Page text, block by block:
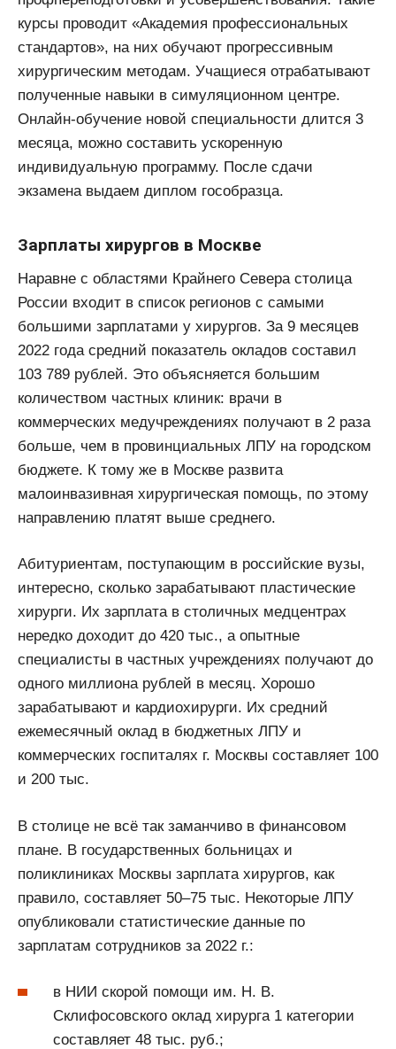
курсы проводит «Академия профессиональных
стандартов», на них обучают прогрессивным
хирургическим методам. Учащиеся отрабатывают
полученные навыки в симуляционном центре.
Онлайн-обучение новой специальности длится 3
месяца, можно составить ускоренную
индивидуальную программу. После сдачи
экзамена выдаем диплом гособразца.
Зарплаты хирургов в Москве
Наравне с областями Крайнего Севера столица
России входит в список регионов с самыми
большими зарплатами у хирургов. За 9 месяцев
2022 года средний показатель окладов составил
103 789 рублей. Это объясняется большим
количеством частных клиник: врачи в
коммерческих медучреждениях получают в 2 раза
больше, чем в провинциальных ЛПУ на городском
бюджете. К тому же в Москве развита
малоинвазивная хирургическая помощь, по этому
направлению платят выше среднего.
Абитуриентам, поступающим в российские вузы,
интересно, сколько зарабатывают пластические
хирурги. Их зарплата в столичных медцентрах
нередко доходит до 420 тыс., а опытные
специалисты в частных учреждениях получают до
одного миллиона рублей в месяц. Хорошо
зарабатывают и кардиохирурги. Их средний
ежемесячный оклад в бюджетных ЛПУ и
коммерческих госпиталях г. Москвы составляет 100
и 200 тыс.
В столице не всё так заманчиво в финансовом
плане. В государственных больницах и
поликлиниках Москвы зарплата хирургов, как
правило, составляет 50–75 тыс. Некоторые ЛПУ
опубликовали статистические данные по
зарплатам сотрудников за 2022 г.:
в НИИ скорой помощи им. Н. В.
Склифосовского оклад хирурга 1 категории
составляет 48 тыс. руб.;